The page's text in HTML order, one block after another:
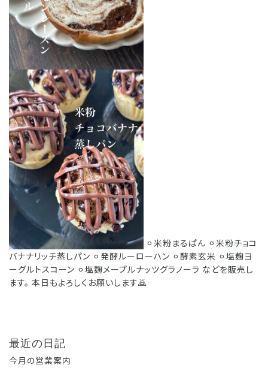
⚪︎米粉まるぱん ⚪︎米粉チョコ
バナナリッチ蒸しパン ⚪︎発酵ルーローハン ⚪︎酵素玄米 ⚪︎塩麹ヨ
ーグルトスコーン ⚪︎塩麹メープルナッツグラノーラ などを販売し
ます。 本日もよろしくお願いします🙇
最近の日記
今月の営業案内